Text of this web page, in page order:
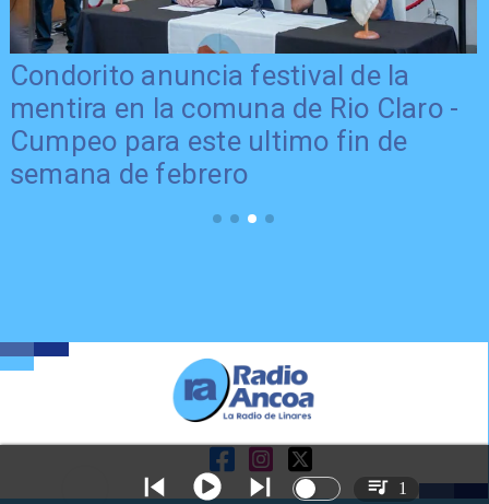
Condorito anuncia festival de la
mentira en la comuna de Rio Claro -
Cumpeo para este ultimo fin de
semana de febrero
1